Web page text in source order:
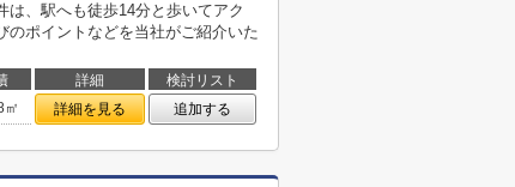
は、駅へも徒歩14分と歩いてアク
のポイントなどを当社がご紹介いた
詳細
検討リスト
㎡ 詳細を見る 追加する